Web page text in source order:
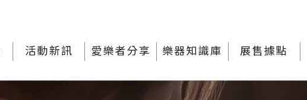
活動新訊 愛樂者分享 樂器知識庫 展售據點